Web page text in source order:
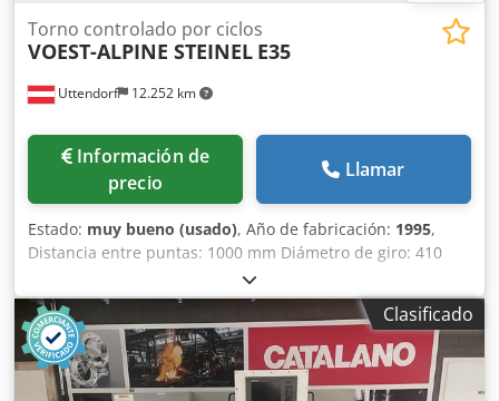
Uttendorf 12.252 km
Torno controlado por ciclos
VOEST-ALPINE STEINEL E35
Información de
precio
Llamar
Estado: muy bueno (usado), Año de fabricación: 1995,
Distancia entre puntas: 1000 mm Diámetro de giro: 410
mm Diámetro del agujero del husillo: 54 mm Cono Morse
del portapinola: MK 4 Peso de la máquina: aprox. 2,1
toneladas Dodpfszd S Daex Ad Sjkr Incluye: portabrocas de
tres mordazas Incluye: soporte rápido Multifix Incluye:
rodillo de marcar
Clasificado